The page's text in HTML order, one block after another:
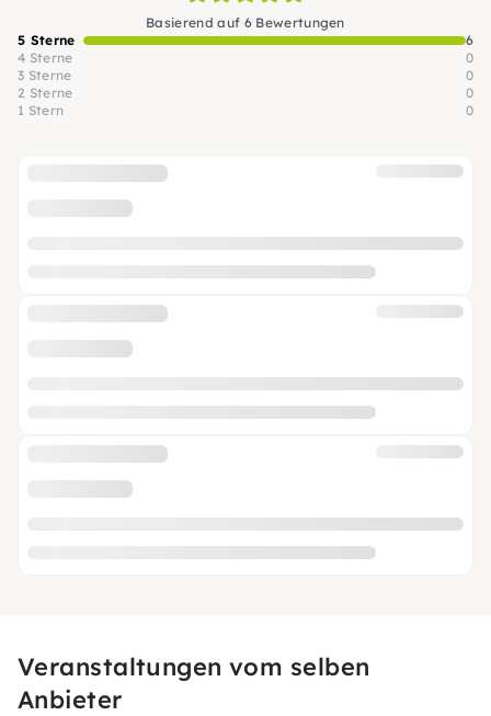
Basierend auf 6 Bewertungen
5 Sterne
6
4 Sterne
0
3 Sterne
0
2 Sterne
0
1 Stern
0
Veranstaltungen vom selben
Anbieter